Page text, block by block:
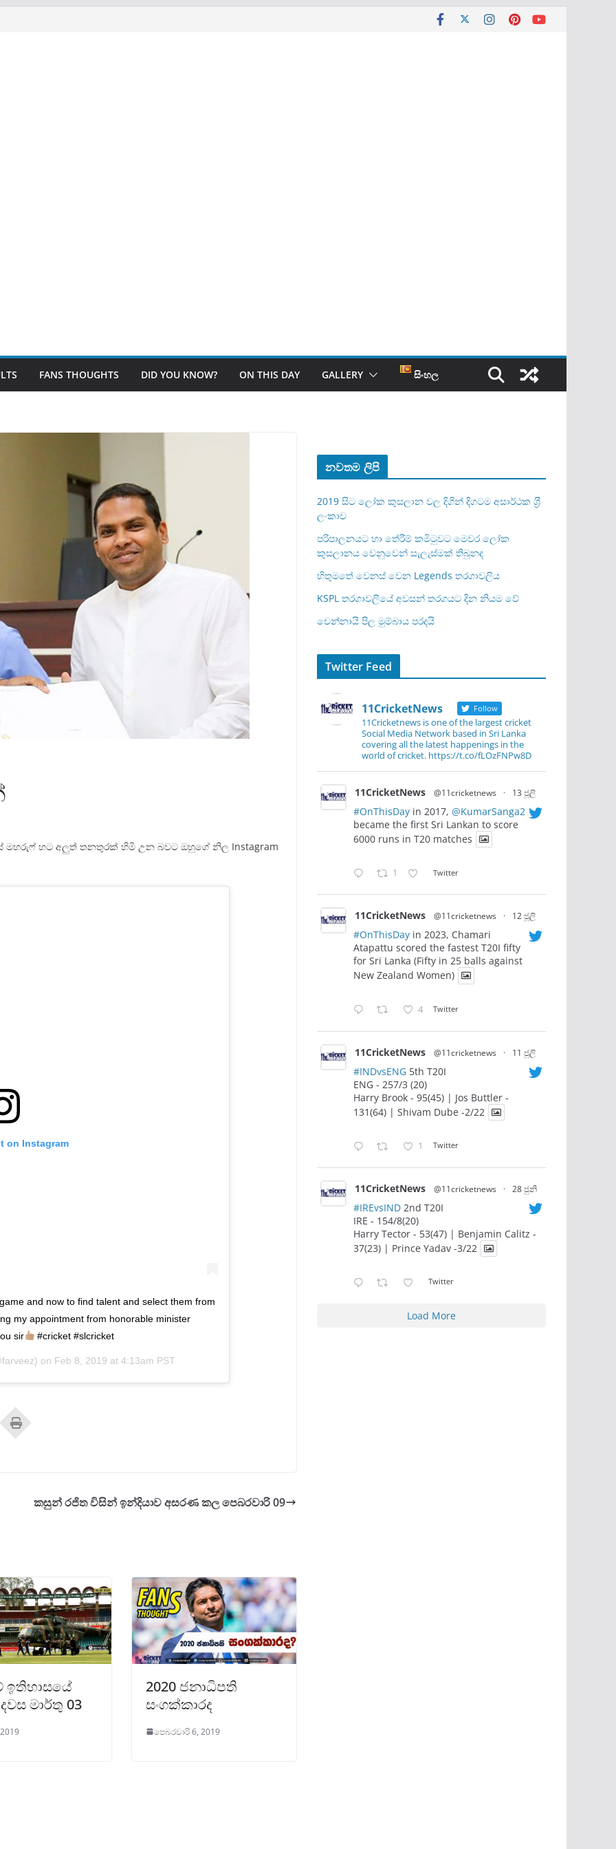
FANS THOUGHTS DID YOU KNOW? ON THIS DAY GALLERY සිංහල
මහරුෆ් හට අලුත් තනතුරක් හිමි උන බවට ඔහුගේ නිල Instagram
on Instagram
and now to find talent and select them from
my appointment from honorable minister
sir
#cricket #slcricket
on Feb 8, 2019 at 4:13am PST
කසුන් රජිත විසින් ඉන්දියාව අසරණ කල පෙබරවාරි 09
ඉතිහාසයේ
මාර්තු 03
2020 ජනාධිපති
සංගක්කාරද
පෙබරවාරි 6, 2019
නවතම ලිපි
2019 සිට ලෝක කුසලාන වල දිගින් දිගටම අසාර්ථක ශ‍්‍රී
ලංකාව
පරිපාලනයට හා තේරීම් කමිටුවට මෙවර ලෝක
කුසලානය වෙනුවෙන් සැලැස්මක් තිබුනද
හිතුමතේ වෙනස් වෙන Legends තරගාවලිය
KSPL තරගාවලියේ අවසන් තරගයට දින නියම වේ
චෙන්නායි පිල මුම්බාය පරදයි
Twitter Feed
11CricketNews Follow
11Cricketnews is one of the largest cricket
Social Media Network based in Sri Lanka
covering all the latest happenings in the
world of cricket. https://t.co/fLOzFNPw8D
11CricketNews @11cricketnews · 13 ජූලි
#OnThisDay in 2017, @KumarSanga2
became the first Sri Lankan to score
6000 runs in T20 matches
1 Twitter
11CricketNews @11cricketnews · 12 ජූලි
#OnThisDay in 2023, Chamari
Atapattu scored the fastest T20I fifty
for Sri Lanka (Fifty in 25 balls against
New Zealand Women)
4 Twitter
11CricketNews @11cricketnews · 11 ජූලි
#INDvsENG 5th T20I
ENG - 257/3 (20)
Harry Brook - 95(45) | Jos Buttler -
131(64) | Shivam Dube -2/22
1 Twitter
11CricketNews @11cricketnews · 28 ජුනි
#IREvsIND 2nd T20I
IRE - 154/8(20)
Harry Tector - 53(47) | Benjamin Calitz -
37(23) | Prince Yadav -3/22
Twitter
Load More